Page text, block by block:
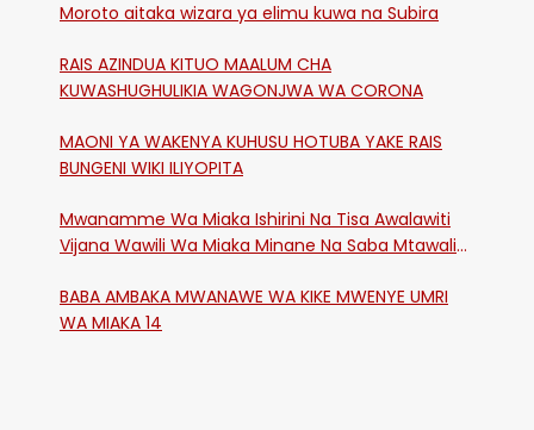
Moroto aitaka wizara ya elimu kuwa na Subira
RAIS AZINDUA KITUO MAALUM CHA
KUWASHUGHULIKIA WAGONJWA WA CORONA
MAONI YA WAKENYA KUHUSU HOTUBA YAKE RAIS
BUNGENI WIKI ILIYOPITA
Mwanamme Wa Miaka Ishirini Na Tisa Awalawiti
Vijana Wawili Wa Miaka Minane Na Saba Mtawalia
BABA AMBAKA MWANAWE WA KIKE MWENYE UMRI
WA MIAKA 14